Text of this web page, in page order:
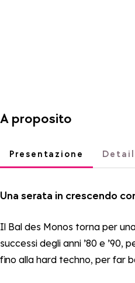
A proposito
Presentazione
Una serata in crescendo
Il Bal des Monos torna per
successi degli anni ’80 e
fino alla hard techno, per far